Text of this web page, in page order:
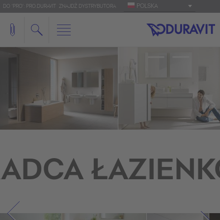
DO 'PRO': PRO.DURAVIT ZNAJDŹ DYSTRYBUTORA POLSKA